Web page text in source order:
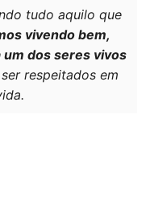
tudo aquilo que
vivendo bem,
dos seres vivos
respeitados em